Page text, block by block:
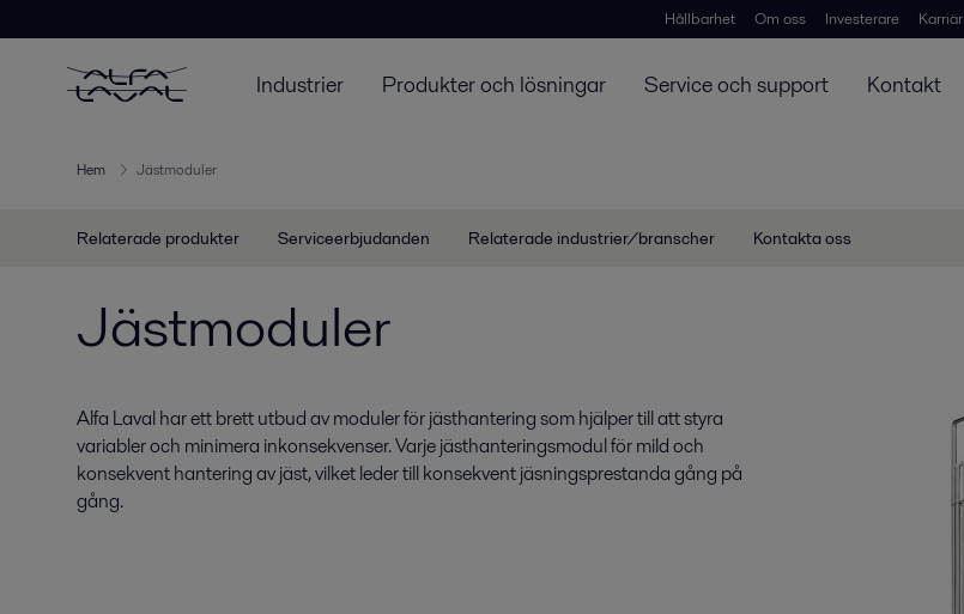
Hållbarhet Om oss Investerare Karriär
Industrier Produkter och lösningar Service och support Kontakt
Hem Jästmoduler
Relaterade produkter Serviceerbjudanden Relaterade industrier/branscher Kontakta oss
Jästmoduler
Alfa Laval har ett brett utbud av moduler för jästhantering som hjälper till att styra
variabler och minimera inkonsekvenser. Varje jästhanteringsmodul för mild och
konsekvent hantering av jäst, vilket leder till konsekvent jäsningsprestanda gång på
gång.